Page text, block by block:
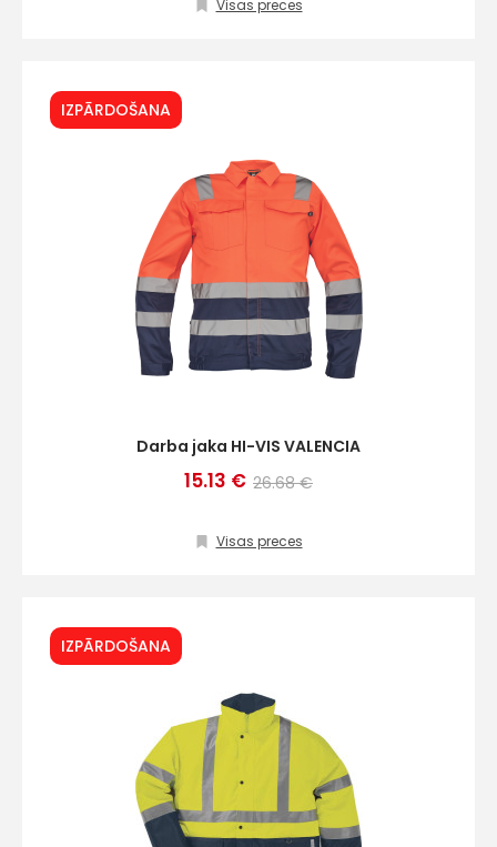
Visas preces
IZPĀRDOŠANA
Darba jaka HI-VIS VALENCIA
15.13 € 26.68 €
Visas preces
IZPĀRDOŠANA
mums!
Atbildēsim
iespējas
ātrāk
Vārds
Ziņojums
+